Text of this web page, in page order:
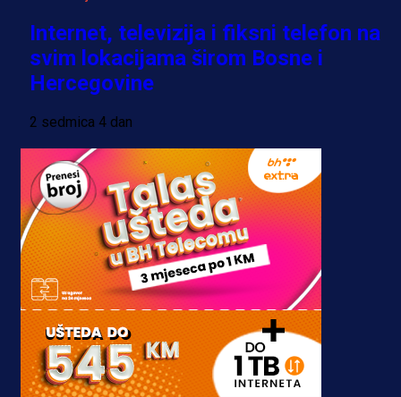
Internet, televizija i fiksni telefon na
svim lokacijama širom Bosne i
Hercegovine
2 sedmica 4 dan